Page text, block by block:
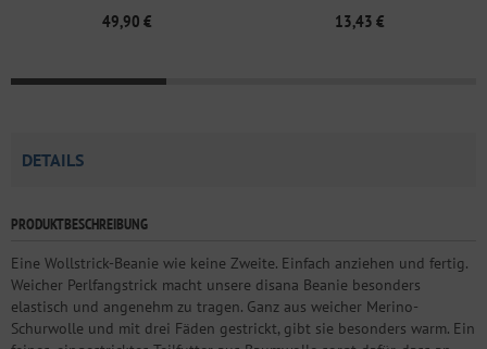
49,90 € 13,43 €
DETAILS
PRODUKTBESCHREIBUNG
Eine Wollstrick-Beanie wie keine Zweite. Einfach anziehen und fertig.
Weicher Perlfangstrick macht unsere disana Beanie besonders
elastisch und angenehm zu tragen. Ganz aus weicher Merino-
Schurwolle und mit drei Fäden gestrickt, gibt sie besonders warm. Ein